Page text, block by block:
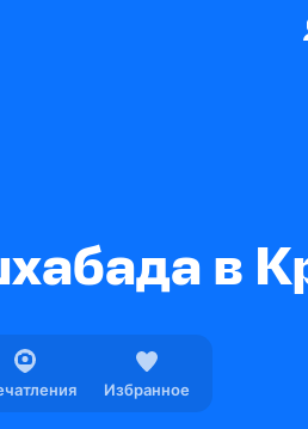
в
Избранное